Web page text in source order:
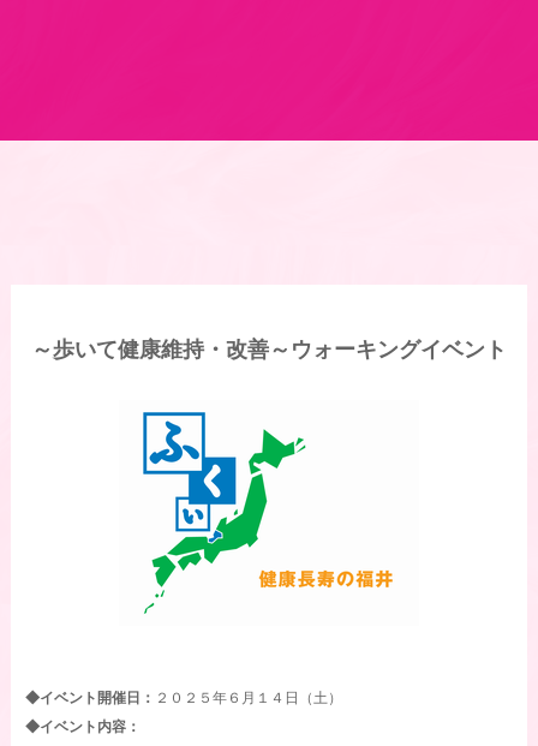
～歩いて健康維持・改善～ウォーキングイベント
◆イベント開催日： ２０２５年６月１４日（土）
◆イベント内容：